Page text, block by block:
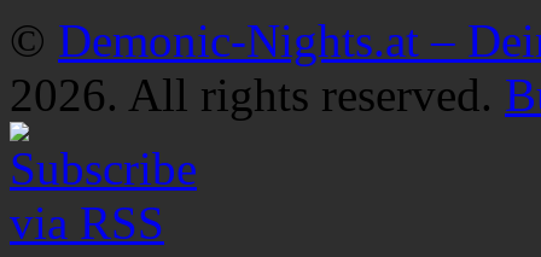
© Demonic-Nights.at –
2026. All rights reserved.